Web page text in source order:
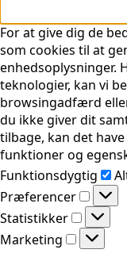
For at give dig de
som cookies til at
enhedsoplysninger.
teknologier, kan vi
browsingadfærd
du ikke giver dit
tilbage, kan det
funktioner og
Funktionsdygtig
Præferencer
Statistikker
Marketing